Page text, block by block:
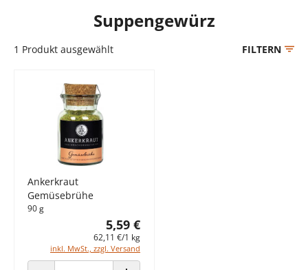
Suppengewürz
1 Produkt ausgewählt FILTERN
Ankerkraut
Gemüsebrühe
90 g
5,59 €
62,11 €/1 kg
inkl. MwSt., zzgl. Versand